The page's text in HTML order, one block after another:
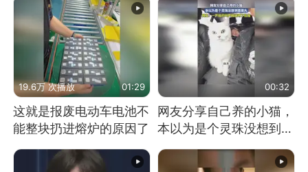
19.6万 次播放 01:29
这就是报废电动车电池不
能整块扔进熔炉的原因了
00:32
网友分享自己养的小猫，
本以为是个灵珠没想到是